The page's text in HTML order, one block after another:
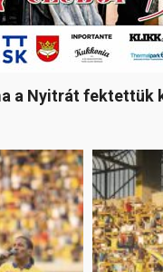
a Nyitrát